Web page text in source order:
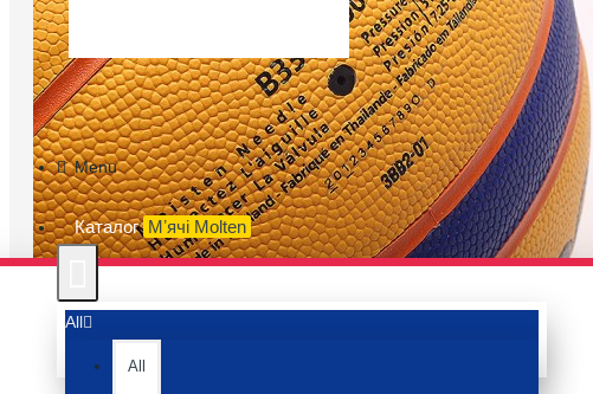
Menu
Каталог Мʼячі Molten
All
All